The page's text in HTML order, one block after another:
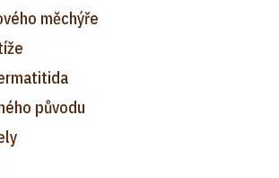
měchýře
původu